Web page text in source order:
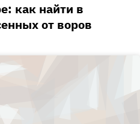
как найти в
от воров